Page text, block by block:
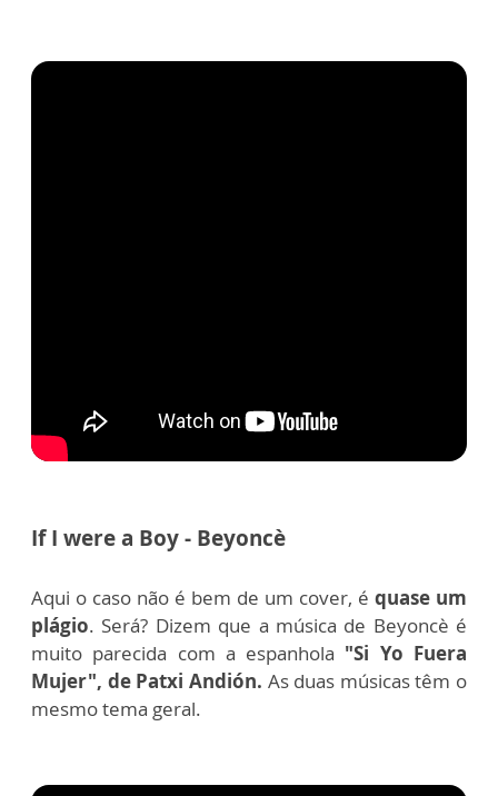
If I were a Boy - Beyoncè
Aqui o caso não é bem de um cover, é quase um
plágio. Será? Dizem que a música de Beyoncè é
muito parecida com a espanhola "Si Yo Fuera
Mujer", de Patxi Andión. As duas músicas têm o
mesmo tema geral.